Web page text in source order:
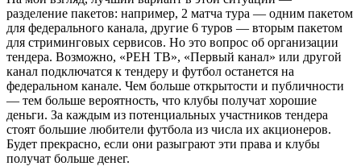
разделение пакетов: например, 2 матча тура — одним пакетом
для федерального канала, другие 6 туров — вторым пакетом
для стриминговых сервисов. Но это вопрос об организации
тендера. Возможно, «РЕН ТВ», «Первый канал» или другой
канал подключатся к тендеру и футбол останется на
федеральном канале. Чем больше открытости и публичности
— тем больше вероятность, что клубы получат хорошие
деньги. За каждым из потенциальных участников тендера
стоят большие любители футбола из числа их акционеров.
Будет прекрасно, если они разыграют эти права и клубы
получат больше денег.